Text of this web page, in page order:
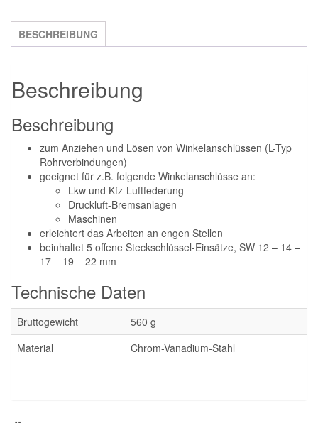
BESCHREIBUNG
Beschreibung
Beschreibung
zum Anziehen und Lösen von Winkelanschlüssen (L-Typ
Rohrverbindungen)
geeignet für z.B. folgende Winkelanschlüsse an:
Lkw und Kfz-Luftfederung
Druckluft-Bremsanlagen
Maschinen
erleichtert das Arbeiten an engen Stellen
beinhaltet 5 offene Steckschlüssel-Einsätze, SW 12 – 14 –
17 – 19 – 22 mm
Technische Daten
Bruttogewicht
560 g
Material
Chrom-Vanadium-Stahl